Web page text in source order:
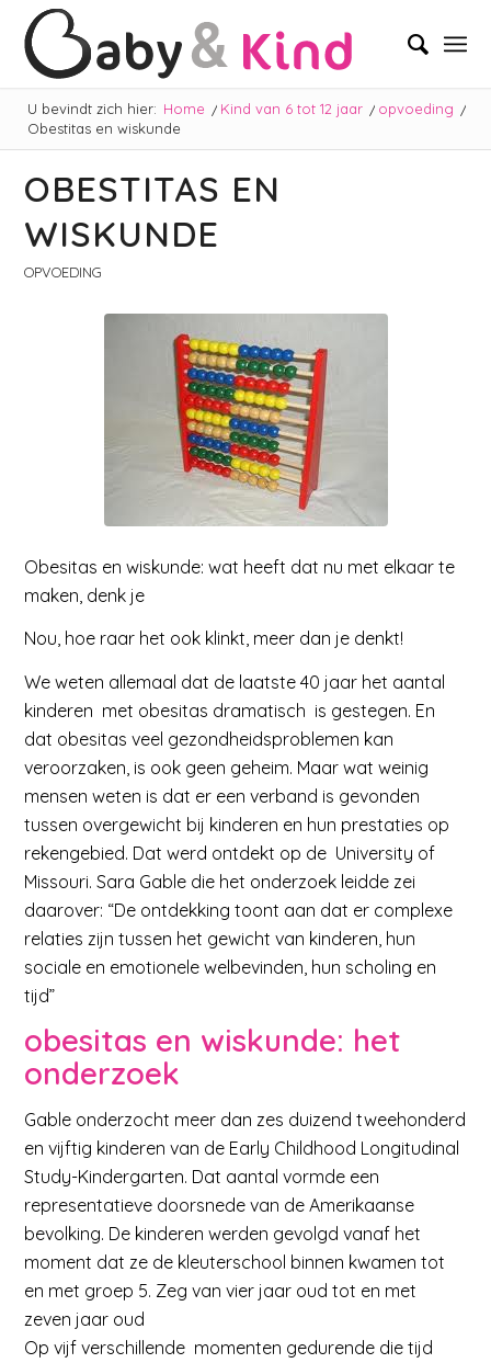
U bevindt zich hier: Home / Kind van 6 tot 12 jaar / opvoeding /
Obestitas en wiskunde
OBESTITAS EN
WISKUNDE
OPVOEDING
Obesitas en wiskunde: wat heeft dat nu met elkaar te
maken, denk je
Nou, hoe raar het ook klinkt, meer dan je denkt!
We weten allemaal dat de laatste 40 jaar het aantal
kinderen met obesitas dramatisch is gestegen. En
dat obesitas veel gezondheidsproblemen kan
veroorzaken, is ook geen geheim. Maar wat weinig
mensen weten is dat er een verband is gevonden
tussen overgewicht bij kinderen en hun prestaties op
rekengebied. Dat werd ontdekt op de University of
Missouri. Sara Gable die het onderzoek leidde zei
daarover: “De ontdekking toont aan dat er complexe
relaties zijn tussen het gewicht van kinderen, hun
sociale en emotionele welbevinden, hun scholing en
tijd”
obesitas en wiskunde: het
onderzoek
Gable onderzocht meer dan zes duizend tweehonderd
en vijftig kinderen van de Early Childhood Longitudinal
Study-Kindergarten. Dat aantal vormde een
representatieve doorsnede van de Amerikaanse
bevolking. De kinderen werden gevolgd vanaf het
moment dat ze de kleuterschool binnen kwamen tot
en met groep 5. Zeg van vier jaar oud tot en met
zeven jaar oud
Op vijf verschillende momenten gedurende die tijd